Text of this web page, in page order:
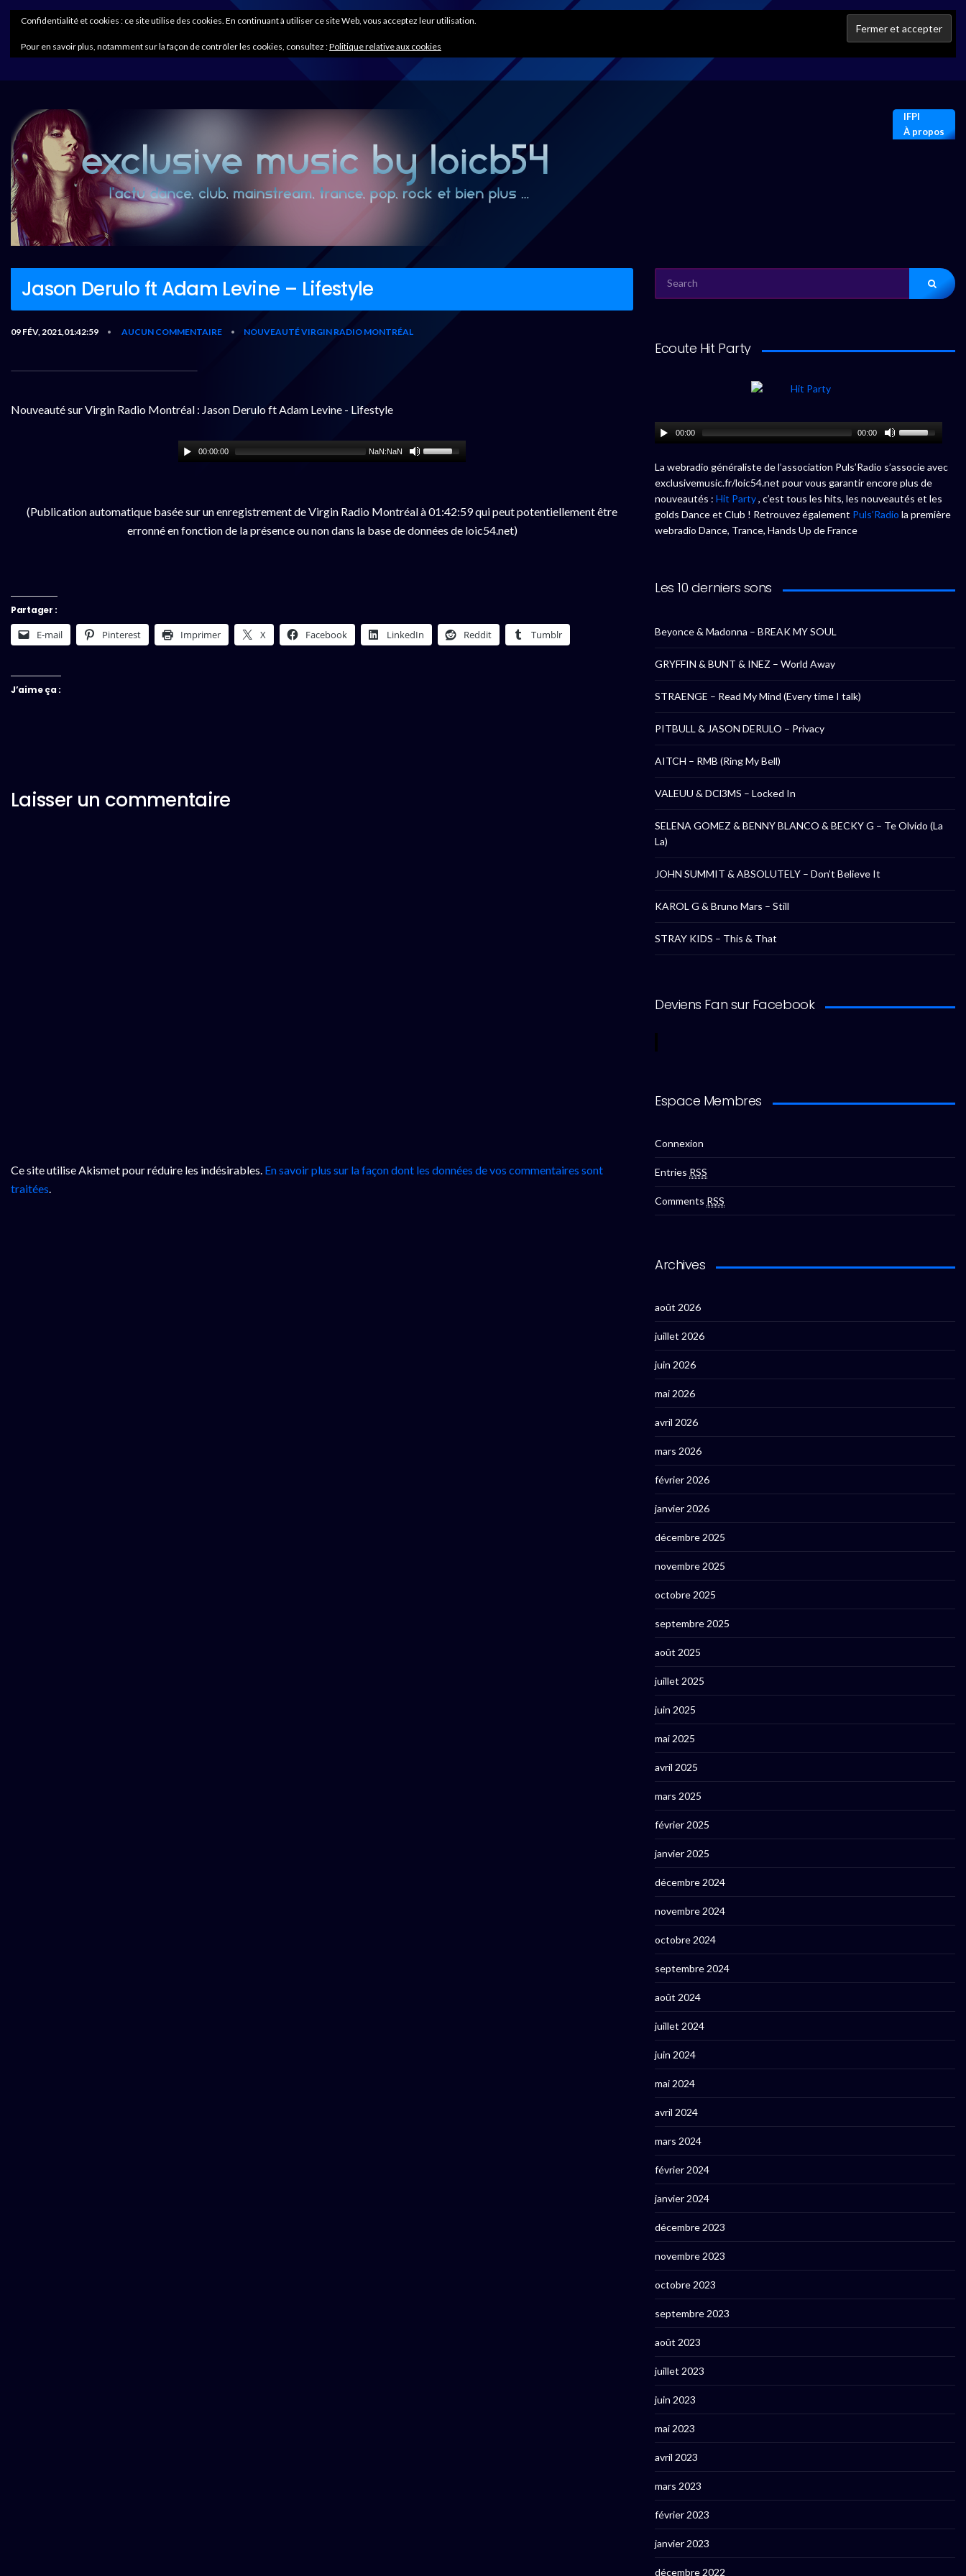
IFPI
À propos
Jason Derulo ft Adam Levine – Lifestyle
09 FÉV, 2021,01:42:59 • AUCUN COMMENTAIRE • NOUVEAUTÉ VIRGIN RADIO MONTRÉAL
Nouveauté sur Virgin Radio Montréal : Jason Derulo ft Adam Levine - Lifestyle
00:00:00 NaN:NaN
(Publication automatique basée sur un enregistrement de Virgin Radio Montréal à 01:42:59 qui peut potentiellement être
erronné en fonction de la présence ou non dans la base de données de loic54.net)
Partager :
E-mail Pinterest Imprimer X Facebook LinkedIn Reddit Tumblr
J’aime ça :
Laisser un commentaire
Ce site utilise Akismet pour réduire les indésirables. En savoir plus sur la façon dont les données de vos commentaires sont
traitées.
FOR:
Ecoute Hit Party
00:00 00:00
La webradio généraliste de l’association Puls’Radio s’associe avec
exclusivemusic.fr/loic54.net pour vous garantir encore plus de
nouveautés : Hit Party, c’est tous les hits, les nouveautés et les
golds Dance et Club ! Retrouvez également Puls’Radio la première
webradio Dance, Trance, Hands Up de France
Les 10 derniers sons
Beyonce & Madonna – BREAK MY SOUL
GRYFFIN & BUNT & INEZ – World Away
STRAENGE – Read My Mind (Every time I talk)
PITBULL & JASON DERULO – Privacy
AITCH – RMB (Ring My Bell)
VALEUU & DCl3MS – Locked In
SELENA GOMEZ & BENNY BLANCO & BECKY G – Te Olvido (La
La)
JOHN SUMMIT & ABSOLUTELY – Don’t Believe It
KAROL G & Bruno Mars – Still
STRAY KIDS – This & That
Deviens Fan sur Facebook
Espace Membres
Connexion
Entries RSS
Comments RSS
Archives
août 2026
juillet 2026
juin 2026
mai 2026
avril 2026
mars 2026
février 2026
janvier 2026
décembre 2025
novembre 2025
octobre 2025
septembre 2025
août 2025
juillet 2025
juin 2025
mai 2025
avril 2025
mars 2025
février 2025
janvier 2025
décembre 2024
novembre 2024
octobre 2024
septembre 2024
août 2024
juillet 2024
juin 2024
mai 2024
avril 2024
mars 2024
février 2024
janvier 2024
décembre 2023
novembre 2023
octobre 2023
septembre 2023
août 2023
juillet 2023
juin 2023
mai 2023
avril 2023
mars 2023
février 2023
janvier 2023
décembre 2022
Confidentialité et cookies : ce site utilise des cookies. En continuant à utiliser ce site Web, vous acceptez leur utilisation.
Pour en savoir plus, notamment sur la façon de contrôler les cookies, consultez :Politique relative aux cookies